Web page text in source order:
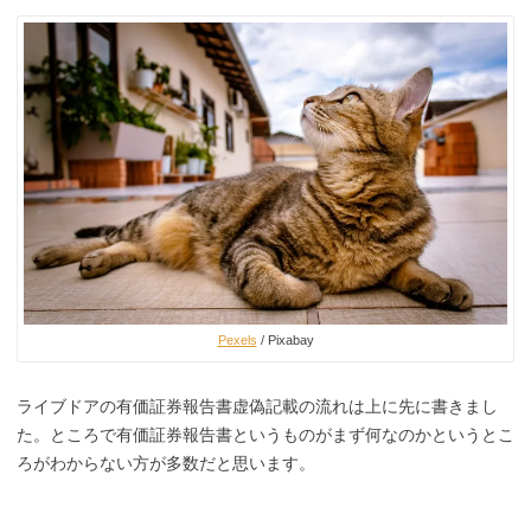
Pexels / Pixabay
ライブドアの有価証券報告書虚偽記載の流れは上に先に書きまし
た。ところで有価証券報告書というものがまず何なのかというとこ
ろがわからない方が多数だと思います。